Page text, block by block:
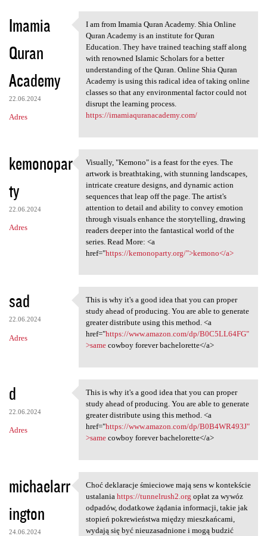
Imamia
Quran
Academy
22.06.2024
Adres
I am from Imamia Quran
I am from Imamia Quran Academy. Shia Online
Quran Academy is an institute for Quran
Education. They have trained teaching staff along
with renowned Islamic Scholars for a better
understanding of the Quran. Online Shia Quran
Academy is using this radical idea of taking online
classes so that any environmental factor could not
disrupt the learning process.
https://imamiaquranacademy.com/
kemonopar
ty
22.06.2024
Adres
Visually, "Kemono" is a feast
Visually, "Kemono" is a feast for the eyes. The
artwork is breathtaking, with stunning landscapes,
intricate creature designs, and dynamic action
sequences that leap off the page. The artist's
attention to detail and ability to convey emotion
through visuals enhance the storytelling, drawing
readers deeper into the fantastical world of the
series. Read More: <a
href="https://kemonoparty.org/">kemono</a>
sad
22.06.2024
Adres
This is why it's a good idea
This is why it's a good idea that you can proper
study ahead of producing. You are able to generate
greater distribute using this method. <a
href="https://www.amazon.com/dp/B0C5LL64FG"
>samecowboy forever bachelorette</a>
d
22.06.2024
Adres
This is why it's a good idea
This is why it's a good idea that you can proper
study ahead of producing. You are able to generate
greater distribute using this method. <a
href="https://www.amazon.com/dp/B0B4WR493J"
>samecowboy forever bachelorette</a>
michaelarr
ington
24.06.2024
Choć deklaracje śmieciowe
Choć deklaracje śmieciowe mają sens w kontekście
ustalania https://tunnelrush2.org opłat za wywóz
odpadów, dodatkowe żądania informacji, takie jak
stopień pokrewieństwa między mieszkańcami,
wydają się być nieuzasadnione i mogą budzić